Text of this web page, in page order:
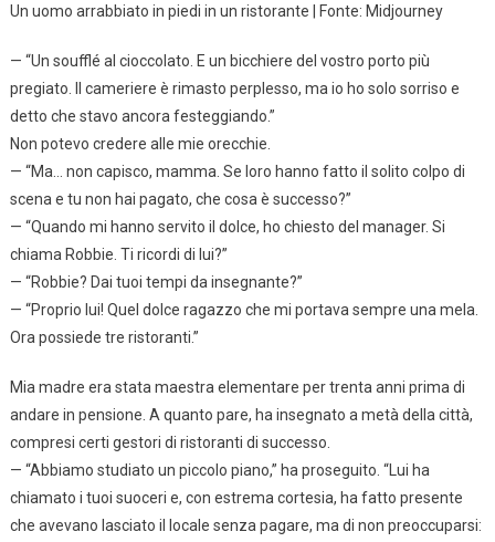
Un uomo arrabbiato in piedi in un ristorante | Fonte: Midjourney
— “Un soufflé al cioccolato. E un bicchiere del vostro porto più
pregiato. Il cameriere è rimasto perplesso, ma io ho solo sorriso e
detto che stavo ancora festeggiando.”
Non potevo credere alle mie orecchie.
— “Ma… non capisco, mamma. Se loro hanno fatto il solito colpo di
scena e tu non hai pagato, che cosa è successo?”
— “Quando mi hanno servito il dolce, ho chiesto del manager. Si
chiama Robbie. Ti ricordi di lui?”
— “Robbie? Dai tuoi tempi da insegnante?”
— “Proprio lui! Quel dolce ragazzo che mi portava sempre una mela.
Ora possiede tre ristoranti.”
Mia madre era stata maestra elementare per trenta anni prima di
andare in pensione. A quanto pare, ha insegnato a metà della città,
compresi certi gestori di ristoranti di successo.
— “Abbiamo studiato un piccolo piano,” ha proseguito. “Lui ha
chiamato i tuoi suoceri e, con estrema cortesia, ha fatto presente
che avevano lasciato il locale senza pagare, ma di non preoccuparsi: